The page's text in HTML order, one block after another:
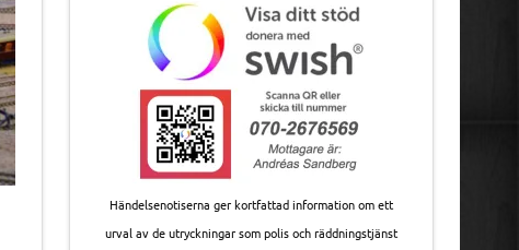
Händelsenotiserna ger kortfattad information om ett
urval av de utryckningar som polis och räddningstjänst